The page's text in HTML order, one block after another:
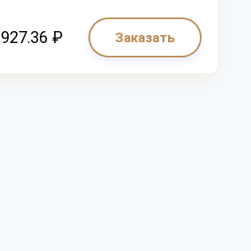
927.36 ₽ Заказать